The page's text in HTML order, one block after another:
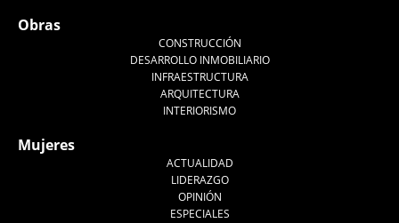
Obras
CONSTRUCCIÓN
DESARROLLO INMOBILIARIO
INFRAESTRUCTURA
ARQUITECTURA
INTERIORISMO
Mujeres
ACTUALIDAD
LIDERAZGO
OPINIÓN
ESPECIALES